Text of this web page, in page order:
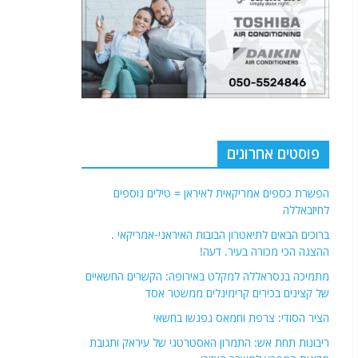
פוסטים אחרונים
הפשרת כספים אמריקאית לאיראן = טילים נוספים
לחיזבאללה
ברוכים הבאים לתיאטרון הבובות האיראני-אמריקאי .
ההצגה הכי מכורה בעיר. דעה!
מתמיכה בנסראללה למקלט באירופה: הקשרים החשאיים
של קצינים בכירים קרימינלים ממשטר אסד
הציר הסודי: צרפת וחמאס נפגשו בחשאי
ריבונות תחת אש: התמרון האסטרטגי של עיראק ותגובת